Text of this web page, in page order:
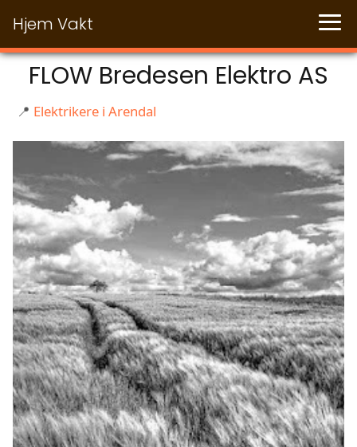
Hjem Vakt
FLOW Bredesen Elektro AS
📍 Elektrikere i Arendal